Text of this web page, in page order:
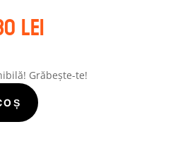
lei.
leiPrețul
curent
496.30 lei.
Grăbește-te!